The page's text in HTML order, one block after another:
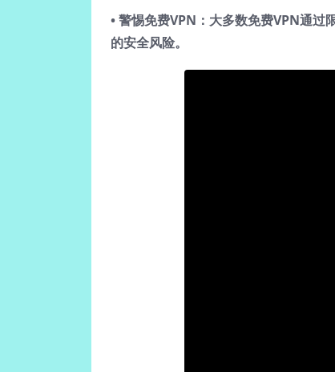
•警惕免费VPN ：大多数免费VPN通
的安全风险。